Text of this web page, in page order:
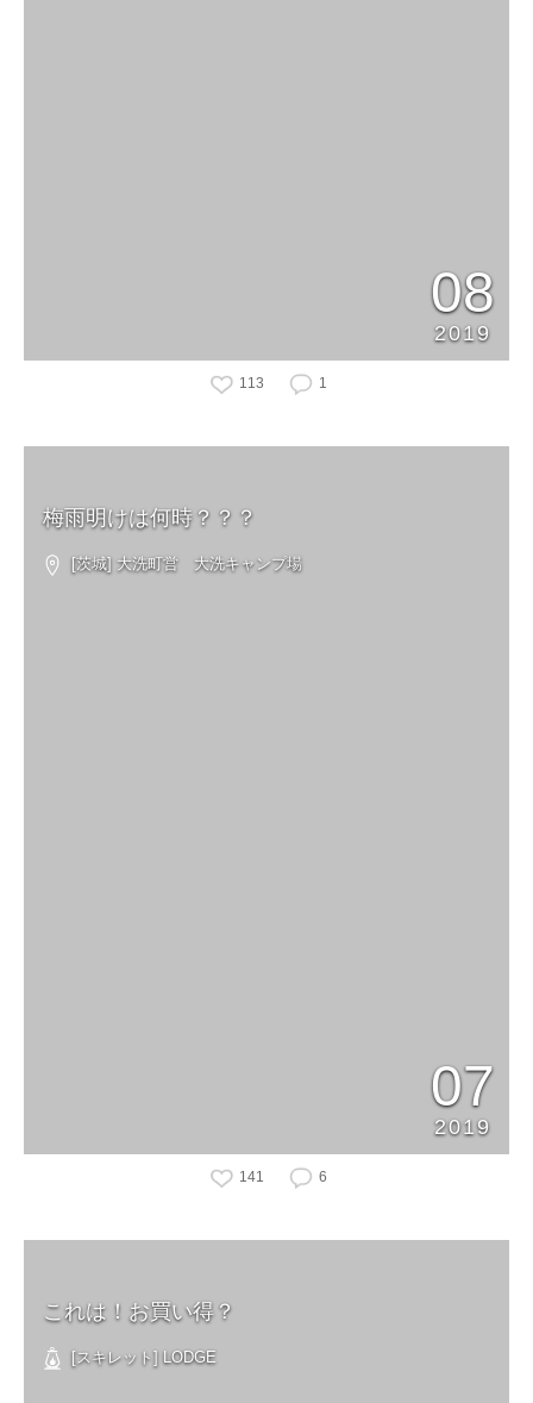
08
2019
113 1
梅雨明けは何時？？？
[茨城] 大洗町営 大洗キャンプ場
07
2019
141 6
これは！お買い得？
[スキレット] LODGE